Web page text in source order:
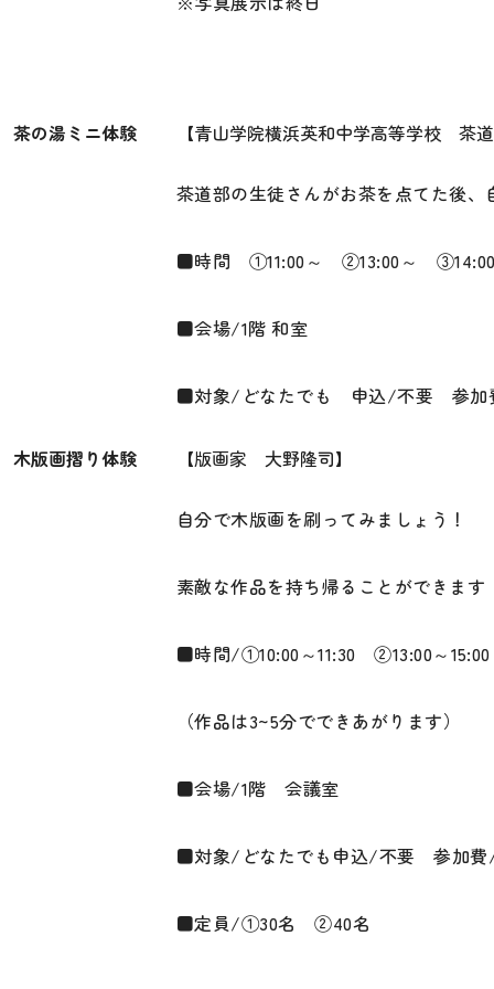
茶の湯ミニ体験 【青山学院横浜英和中学高等学校 茶
茶道部の生徒さんがお茶を点てた後
■時間 ①11:00～ ②13:00～ ③14:00
■会場/1階 和室
■対象/どなたでも 申込/不要 参加
木版画摺り体験 【版画家 大野隆司】
自分で木版画を刷ってみましょう！
素敵な作品を持ち帰ることができます
■時間/①10:00～11:30 ②13:00～15:00
（作品は3~5分でできあがります）
■会場/1階 会議室
■対象/どなたでも申込/不要 参加
■定員/①30名 ②40名